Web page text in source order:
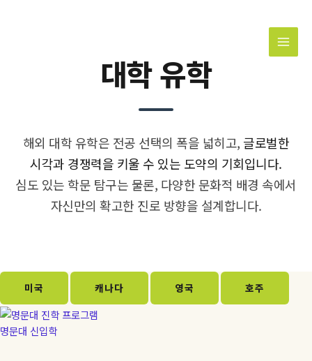
대학 유학
해외 대학 유학은 전공 선택의 폭을 넓히고, 글로벌한
시각과 경쟁력을 키울 수 있는 도약의 기회입니다.
심도 있는 학문 탐구는 물론, 다양한 문화적 배경 속에서
자신만의 확고한 진로 방향을 설계합니다.
미국 캐나다 영국 호주
명문대 신입학